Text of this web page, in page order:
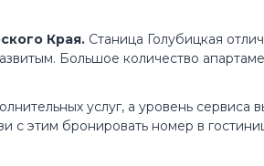
Края. Станица Голубицкая
Большое количество
услуг, а уровень сервиса
этим бронировать номер в